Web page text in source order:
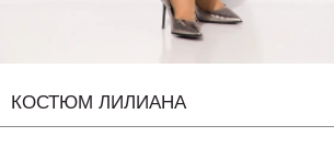
КОСТЮМ ЛИЛИАНА